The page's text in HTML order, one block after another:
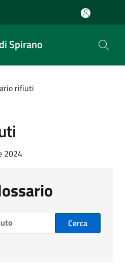
Spirano
rifiuti
2024
Cerca